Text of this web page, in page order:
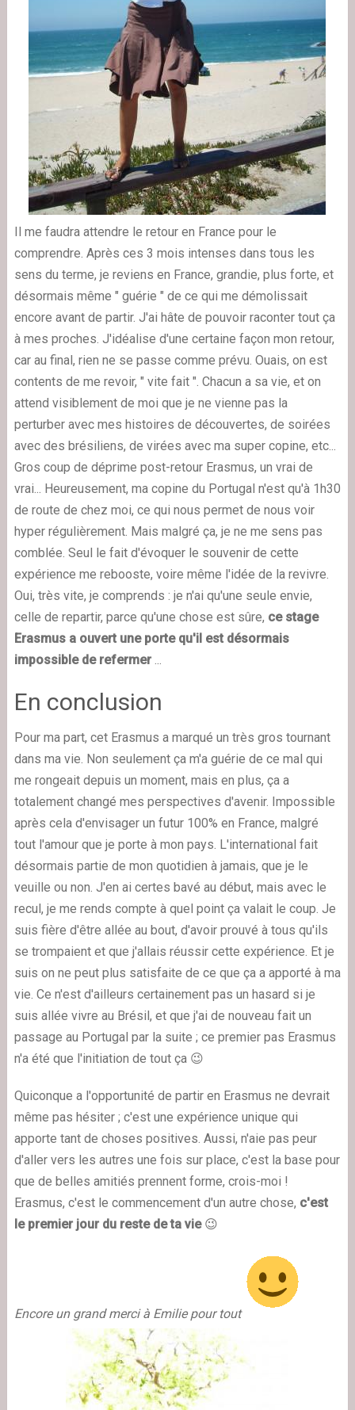
Il me faudra attendre le retour en France pour le
comprendre. Après ces 3 mois intenses dans tous les
sens du terme, je reviens en France, grandie, plus forte, et
désormais même " guérie " de ce qui me démolissait
encore avant de partir. J'ai hâte de pouvoir raconter tout ça
à mes proches. J'idéalise d'une certaine façon mon retour,
car au final, rien ne se passe comme prévu. Ouais, on est
contents de me revoir, " vite fait ". Chacun a sa vie, et on
attend visiblement de moi que je ne vienne pas la
perturber avec mes histoires de découvertes, de soirées
avec des brésiliens, de virées avec ma super copine, etc...
Gros coup de déprime post-retour Erasmus, un vrai de
vrai... Heureusement, ma copine du Portugal n'est qu'à 1h30
de route de chez moi, ce qui nous permet de nous voir
hyper régulièrement. Mais malgré ça, je ne me sens pas
comblée. Seul le fait d'évoquer le souvenir de cette
expérience me rebooste, voire même l'idée de la revivre.
Oui, très vite, je comprends : je n'ai qu'une seule envie,
celle de repartir, parce qu'une chose est sûre, ce stage
Erasmus a ouvert une porte qu'il est désormais
impossible de refermer...
En conclusion
Pour ma part, cet Erasmus a marqué un très gros tournant
dans ma vie. Non seulement ça m'a guérie de ce mal qui
me rongeait depuis un moment, mais en plus, ça a
totalement changé mes perspectives d'avenir. Impossible
après cela d'envisager un futur 100% en France, malgré
tout l'amour que je porte à mon pays. L'international fait
désormais partie de mon quotidien à jamais, que je le
veuille ou non. J'en ai certes bavé au début, mais avec le
recul, je me rends compte à quel point ça valait le coup. Je
suis fière d'être allée au bout, d'avoir prouvé à tous qu'ils
se trompaient et que j'allais réussir cette expérience. Et je
suis on ne peut plus satisfaite de ce que ça a apporté à ma
vie. Ce n'est d'ailleurs certainement pas un hasard si je
suis allée vivre au Brésil, et que j'ai de nouveau fait un
passage au Portugal par la suite ; ce premier pas Erasmus
n'a été que l'initiation de tout ça 😉
Quiconque a l'opportunité de partir en Erasmus ne devrait
même pas hésiter ; c'est une expérience unique qui
apporte tant de choses positives. Aussi, n'aie pas peur
d'aller vers les autres une fois sur place, c'est la base pour
que de belles amitiés prennent forme, crois-moi !
Erasmus, c'est le commencement d'un autre chose, c'est
le premier jour du reste de ta vie😉
Encore un grand merci à Emilie pour tout